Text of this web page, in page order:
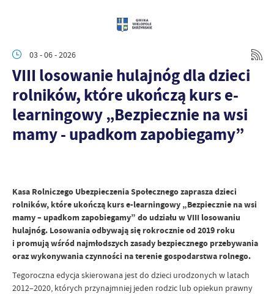
03 - 06 - 2026
VIII losowanie hulajnóg dla dzieci
rolników, które ukończą kurs e-
learningowy „Bezpiecznie na wsi
mamy - upadkom zapobiegamy”
Kasa Rolniczego Ubezpieczenia Społecznego zaprasza dzieci
rolników, które ukończą kurs e-learningowy „Bezpiecznie na wsi
mamy – upadkom zapobiegamy” do udziału w VIII losowaniu
hulajnóg. Losowania odbywają się rokrocznie od 2019 roku
i promują wśród najmłodszych zasady bezpiecznego przebywania
oraz wykonywania czynności na terenie gospodarstwa rolnego.
Tegoroczna edycja skierowana jest do dzieci urodzonych w latach
2012–2020, których przynajmniej jeden rodzic lub opiekun prawny